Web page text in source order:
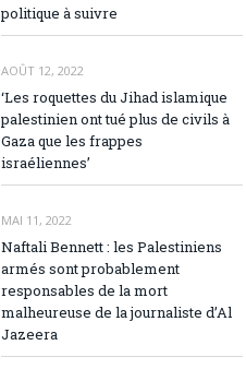
politique à suivre
AOÛT 12, 2022
‘Les roquettes du Jihad islamique
palestinien ont tué plus de civils à
Gaza que les frappes
israéliennes’
MAI 11, 2022
Naftali Bennett : les Palestiniens
armés sont probablement
responsables de la mort
malheureuse de la journaliste d’Al
Jazeera